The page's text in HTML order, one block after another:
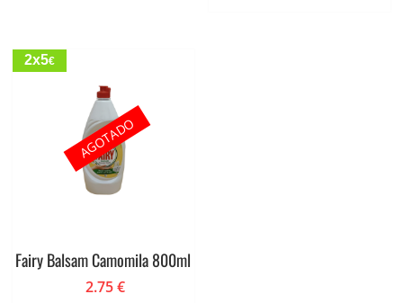
2x5€
Fairy Balsam Camomila 800ml
2.75€
AGOTADO